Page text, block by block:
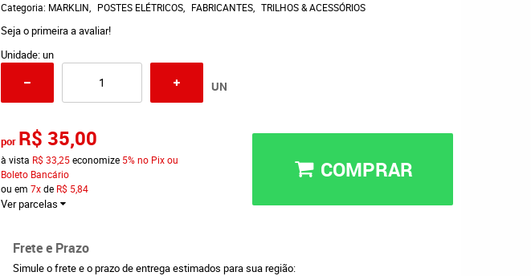
Categoria: MARKLIN POSTES ELÉTRICOS FABRICANTES TRILHOS & ACESSÓRIOS
Seja o primeira a avaliar!
Unidade: un
UN
por R$ 35,00
à vista R$ 33,25economize 5% no Pix ou
Boleto Bancário
ou em 7xde R$ 5,84
Ver parcelas
COMPRAR
Frete e Prazo
Simule o frete e o prazo de entrega estimados para sua região: